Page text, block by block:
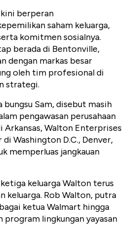
berperan
saham keluarga,
komitmen sosialnya.
berada di Bentonville,
dengan markas besar
oleh tim profesional di
strategi.
Sam, disebut masih
pengawasan perusahaan
Arkansas, Walton Enterprises
Washington D.C., Denver,
memperluas jangkauan
keluarga Walton terus
keluarga. Rob Walton, putra
ketua Walmart hingga
program lingkungan yayasan